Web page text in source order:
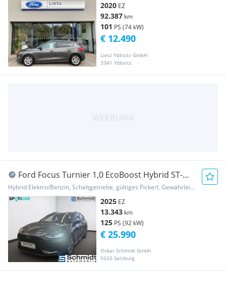
2020 EZ
92.387 km
101 PS (74 kW)
Lietz Ybbsitz GmbH
3341 Ybbsitz
€ 12.490
Ford Focus Turnier 1,0 EcoBoost Hybrid ST-
Line
Hybrid Elektro/Benzin, Schaltgetriebe, gültiges Pickerl, Gewährleistung, Garantie
2025 EZ
13.343 km
125 PS (92 kW)
Oskar Schmidt Gmbh
5020 Salzburg
€ 25.990